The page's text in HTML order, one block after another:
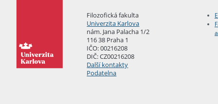
Filozofická fakulta
Univerzita Karlova
nám. Jana Palacha 1/2
116 38 Praha 1
IČO: 00216208
DIČ: CZ00216208
Další kontakty
Podatelna